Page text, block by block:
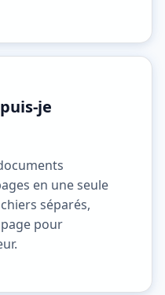
je
en une seule
séparés,
pour